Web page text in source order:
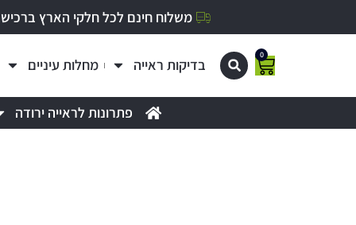
משלוח חינם לכל חלקי הארץ ברכישה
0
בדיקות ראייה מחלות עיניים
פתרונות לראייה ירודה